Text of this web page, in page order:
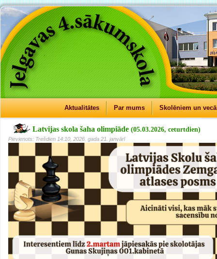
Aktualitātes Par mums Skolēniem un
Latvijas skola šaha olimpiāde (05.03.2026, ceturtdien)
Pievienots: Trešdien 14:10, 2026. gada 21. janvārī